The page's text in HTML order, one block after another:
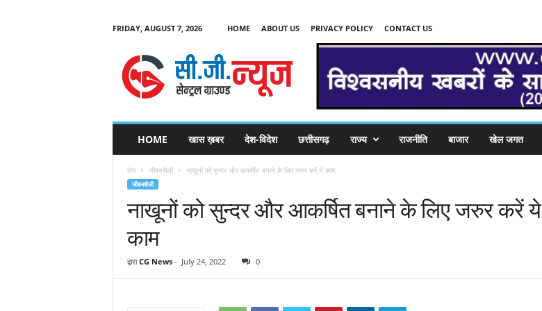
FRIDAY, AUGUST 7, 2026 HOME ABOUT US PRIVACY POLICY CONTACT US
C
HOME खास ख़बर देश-विदेश छत्तीसगढ़ राज्य राजनीति बाजार खेल जगत
होम जीवनशैली नाखूनों को सुन्दर और आकर्षित बनाने के लिए जरुर करें ये काम
जीवनशैली
नाखूनों को सुन्दर और आकर्षित बनाने के लिए जरुर करें ये
काम
द्वारा CG News- July 24, 2022 0